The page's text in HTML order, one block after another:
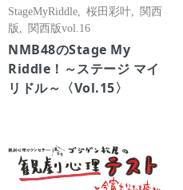
StageMyRiddle
桜田彩叶
関西
版
関西版vol.16
NMB48のStage My
Riddle！～ステージ マイ
リドル～〈Vol.15〉